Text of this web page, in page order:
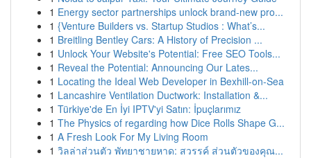
1 Energy sector partnerships unlock brand-new pro...
1 {Venture Builders vs. Startup Studios : What’s...
1 Breitling Bentley Cars: A History of Precision ...
1 Unlock Your Website's Potential: Free SEO Tools...
1 Reveal the Potential: Announcing Our Lates...
1 Locating the Ideal Web Developer in Bexhill-on-Sea
1 Lancashire Ventilation Ductwork: Installation &...
1 Türkiye'de En İyi IPTV'yi Satın: İpuçlarımız
1 The Physics of regarding how Dice Rolls Shape G...
1 A Fresh Look For My Living Room
1 วิลล่าส่วนตัว พัทยาชายหาด: สวรรค์ ส่วนตัวของคุณ...